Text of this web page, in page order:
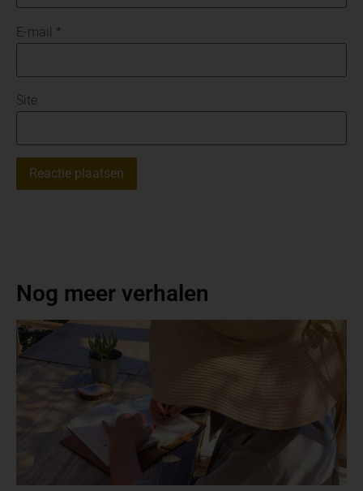
E-mail *
Site
Nog meer verhalen